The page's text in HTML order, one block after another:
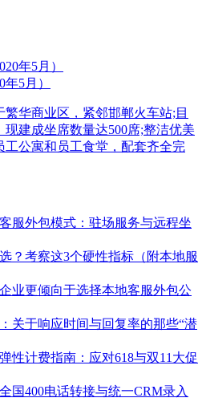
5月）
繁华商业区，紧邻邯郸火车站;目
建成坐席数量达500席;整洁优美
公寓和员工食堂，配套齐全完
服外包模式：驻场服务与远程坐
？考察这3个硬性指标（附本地服
业更倾向于选择本地客服外包公
关于响应时间与回复率的那些“潜
性计费指南：应对618与双11大促
国400电话转接与统一CRM录入